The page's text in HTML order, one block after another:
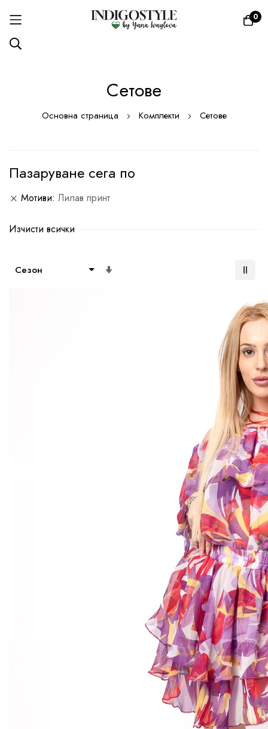
0
Сетове
Основна страница Комплекти Сетове
Пазаруване сега по
Мотиви Лилав принт
Изчисти всички